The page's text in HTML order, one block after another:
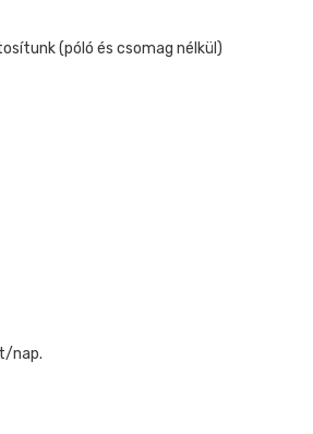
(póló és csomag nélkül)
nap.